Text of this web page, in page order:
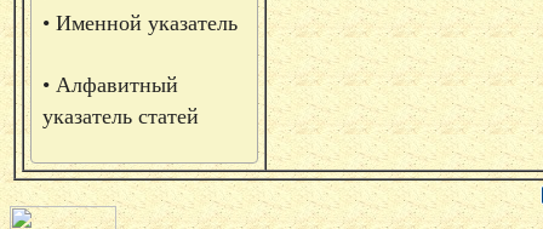
• Именной указатель
• Алфавитный
указатель статей